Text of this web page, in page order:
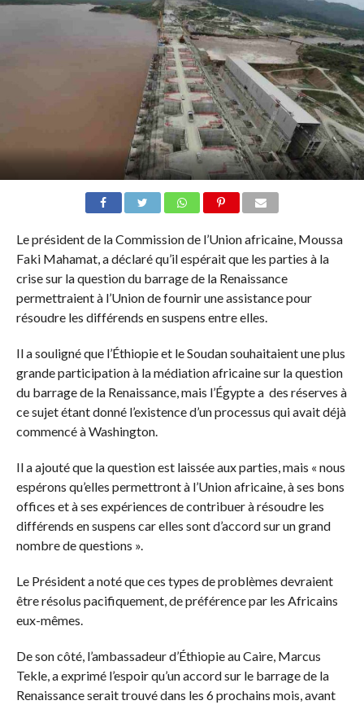
Le président de la Commission de l’Union africaine, Moussa
Faki Mahamat, a déclaré qu’il espérait que les parties à la
crise sur la question du barrage de la Renaissance
permettraient à l’Union de fournir une assistance pour
résoudre les différends en suspens entre elles.
Il a souligné que l’Éthiopie et le Soudan souhaitaient une plus
grande participation à la médiation africaine sur la question
du barrage de la Renaissance, mais l’Égypte a des réserves à
ce sujet étant donné l’existence d’un processus qui avait déjà
commencé à Washington.
Il a ajouté que la question est laissée aux parties, mais « nous
espérons qu’elles permettront à l’Union africaine, à ses bons
offices et à ses expériences de contribuer à résoudre les
différends en suspens car elles sont d’accord sur un grand
nombre de questions ».
Le Président a noté que ces types de problèmes devraient
être résolus pacifiquement, de préférence par les Africains
eux-mêmes.
De son côté, l’ambassadeur d’Éthiopie au Caire, Marcus
Tekle, a exprimé l’espoir qu’un accord sur le barrage de la
Renaissance serait trouvé dans les 6 prochains mois, avant